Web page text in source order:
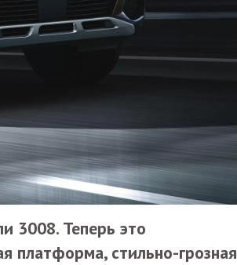
3008. Теперь это
платформа, стильно-грозная